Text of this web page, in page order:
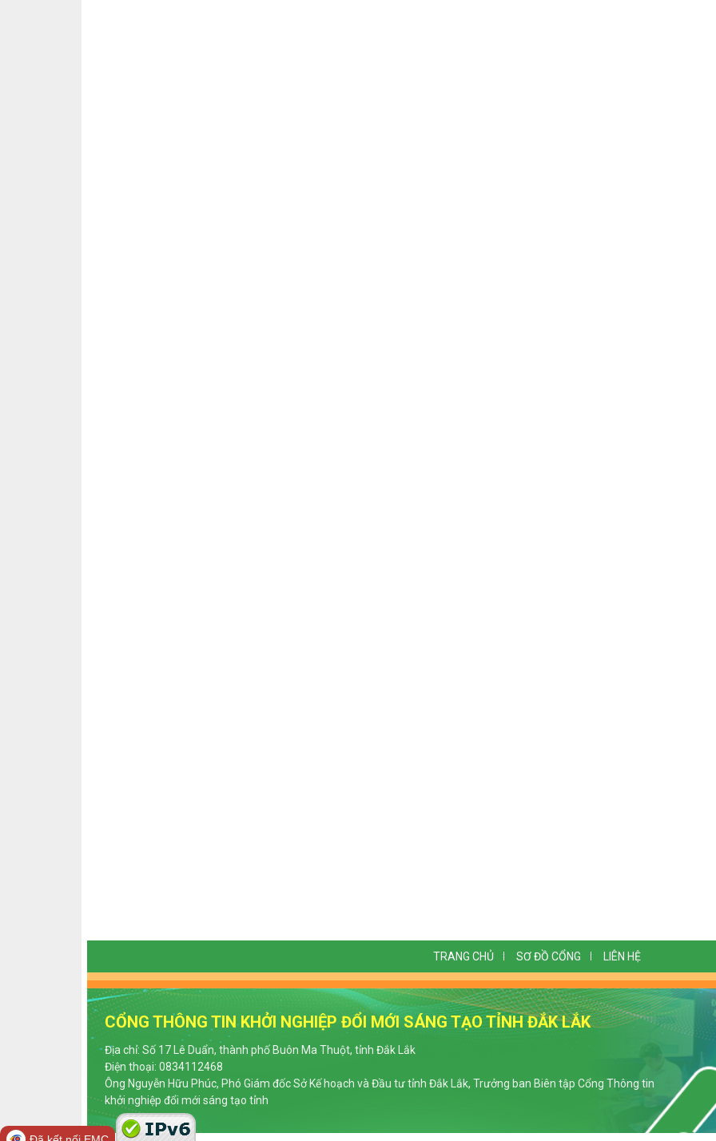
TRANG CHỦ SƠ ĐỒ CỔNG LIÊN HỆ
CỔNG THÔNG TIN KHỞI NGHIỆP ĐỔI MỚI SÁNG TẠO TỈNH ĐẮK LẮK
Địa chỉ: Số 17 Lê Duẩn, thành phố Buôn Ma Thuột, tỉnh Đắk Lắk
Điện thoại: 0834112468
Ông Nguyễn Hữu Phúc, Phó Giám đốc Sở Kế hoạch và Đầu tư tỉnh Đắk Lắk, Trưởng ban Biên tập Cổng Thông tin
khởi nghiệp đổi mới sáng tạo tỉnh